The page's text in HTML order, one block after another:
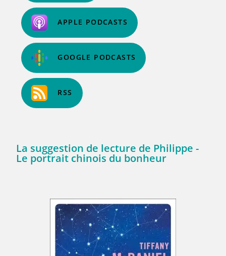
APPLE PODCASTS
GOOGLE PODCASTS
RSS
La suggestion de lecture de Philippe -
Le portrait chinois du bonheur